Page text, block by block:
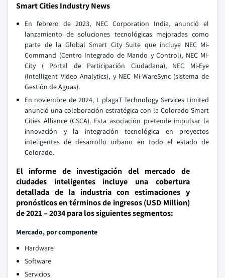
Smart Cities Industry News
En febrero de 2023, NEC Corporation India, anunció el
lanzamiento de soluciones tecnológicas mejoradas como
parte de la Global Smart City Suite que incluye NEC Mi-
Command (Centro Integrado de Mando y Control), NEC Mi-
City ( Portal de Participación Ciudadana), NEC Mi-Eye
(Intelligent Video Analytics), y NEC Mi-WareSync (sistema de
Gestión de Aguas).
En noviembre de 2024, L plagaT Technology Services Limited
anunció una colaboración estratégica con la Colorado Smart
Cities Alliance (CSCA). Esta asociación pretende impulsar la
innovación y la integración tecnológica en proyectos
inteligentes de desarrollo urbano en todo el estado de
Colorado.
El informe de investigación del mercado de
ciudades inteligentes incluye una cobertura
detallada de la industria con estimaciones y
pronósticos en términos de ingresos (USD Million)
de 2021 – 2034 para los siguientes segmentos:
Mercado, por componente
Hardware
Software
Servicios